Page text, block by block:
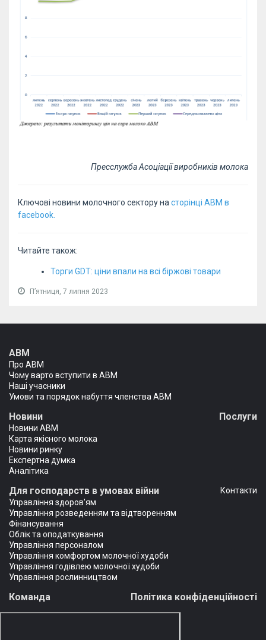
Пресслужба Асоціації виробників молока
Ключові новини молочного сектору на сторінці АВМ в
facebook.
Читайте також:
Торги GDT: ціни впали на всі біржові товари
Пʼятниця, 7 липня 2023
АВМ
Про АВМ
Чому варто вступити в АВМ
Наші учасники
Умови та порядок набуття членства АВМ
Новини
Новини АВМ
Карта якісного молока
Новини ринку
Експертна думка
Аналітика
Послуги
Для господарств в умовах війни
Управління здоров'ям
Управління розведенням та відтворенням
Фінансування
Облік та оподаткування
Управління персоналом
Управління комфортом молочної худоби
Управління годівлею молочної худоби
Управління рослинництвом
Контакти
Команда Політика конфіденційності